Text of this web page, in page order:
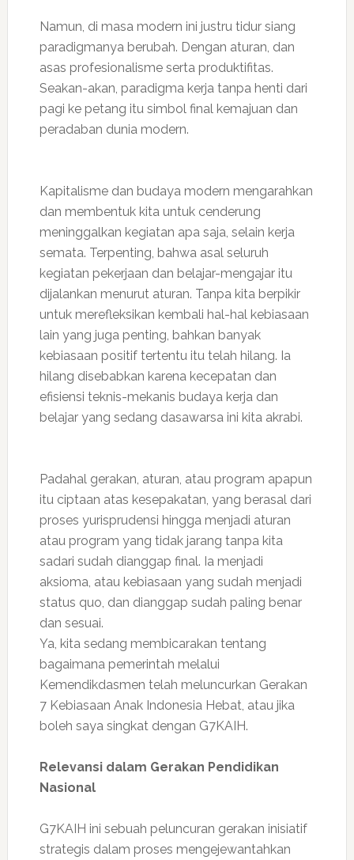
Namun, di masa modern ini justru tidur siang
paradigmanya berubah. Dengan aturan, dan
asas profesionalisme serta produktifitas.
Seakan-akan, paradigma kerja tanpa henti dari
pagi ke petang itu simbol final kemajuan dan
peradaban dunia modern.
Kapitalisme dan budaya modern mengarahkan
dan membentuk kita untuk cenderung
meninggalkan kegiatan apa saja, selain kerja
semata. Terpenting, bahwa asal seluruh
kegiatan pekerjaan dan belajar-mengajar itu
dijalankan menurut aturan. Tanpa kita berpikir
untuk merefleksikan kembali hal-hal kebiasaan
lain yang juga penting, bahkan banyak
kebiasaan positif tertentu itu telah hilang. Ia
hilang disebabkan karena kecepatan dan
efisiensi teknis-mekanis budaya kerja dan
belajar yang sedang dasawarsa ini kita akrabi.
Padahal gerakan, aturan, atau program apapun
itu ciptaan atas kesepakatan, yang berasal dari
proses yurisprudensi hingga menjadi aturan
atau program yang tidak jarang tanpa kita
sadari sudah dianggap final. Ia menjadi
aksioma, atau kebiasaan yang sudah menjadi
status quo, dan dianggap sudah paling benar
dan sesuai.
Ya, kita sedang membicarakan tentang
bagaimana pemerintah melalui
Kemendikdasmen telah meluncurkan Gerakan
7 Kebiasaan Anak Indonesia Hebat, atau jika
boleh saya singkat dengan G7KAIH.
Relevansi dalam Gerakan Pendidikan
Nasional
G7KAIH ini sebuah peluncuran gerakan inisiatif
strategis dalam proses mengejewantahkan